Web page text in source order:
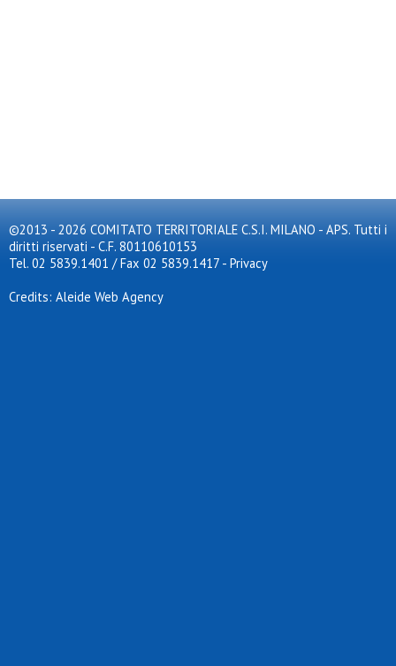
©2013 - 2026 COMITATO TERRITORIALE C.S.I. MILANO - APS. Tutti i
diritti riservati - C.F. 80110610153
Tel. 02 5839.1401 / Fax 02 5839.1417 - Privacy
Credits: Aleide Web Agency